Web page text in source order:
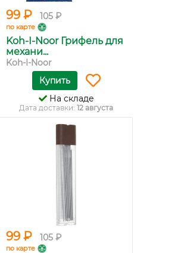
99 ₽ 105 ₽
по карте
Koh-I-Noor Грифель для
механи...
Koh-I-Noor
Купить
На складе
Дата доставки: 12 августа
99 ₽ 105 ₽
по карте